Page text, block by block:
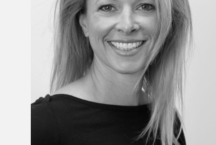
À propos du Salon
Liste des exposant·e·s
Liste des auteur·rice·s